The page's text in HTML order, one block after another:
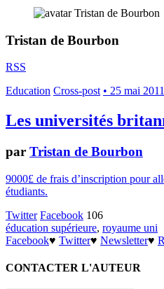
Tristan de Bourbon
RSS
Education Cross-post • 25 mai 2011
Les universités
par Tristan de Bourbon
9000£ de frais d’inscription pour
étudiants.
Twitter Facebook 106
éducation supérieure, royaume uni
Facebook♥ Twitter♥ Newsletter♥
CONTACTER L'AUTEUR